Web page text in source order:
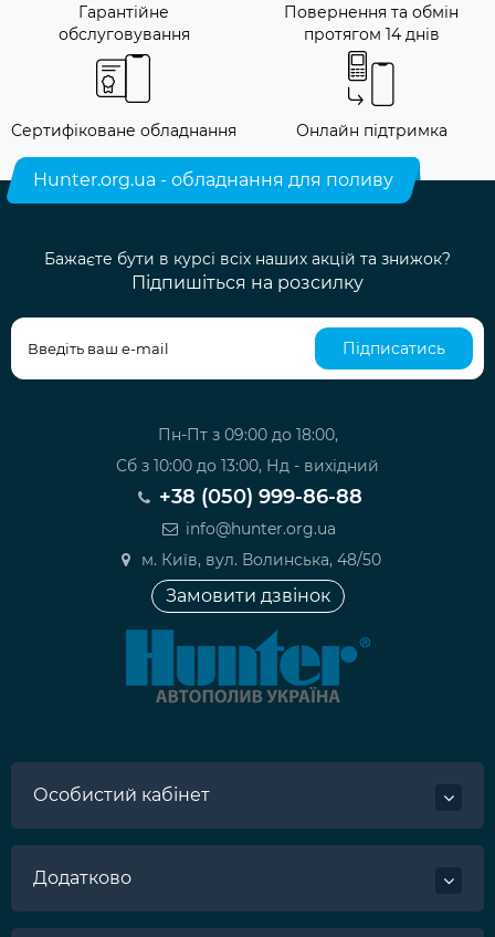
Гарантійне
обслуговування
Повернення та обмін
протягом 14 днів
Сертифіковане обладнання Онлайн підтримка
Hunter.org.ua - обладнання для поливу
Бажаєте бути в курсі всіх наших акцій та знижок?
Підпишіться на розсилку
Підписатись
Пн-Пт з 09:00 до 18:00,
Сб з 10:00 до 13:00, Нд - вихідний
+38 (050) 999-86-88
info@hunter.org.ua
м. Київ, вул. Волинська, 48/50
Замовити дзвінок
Особистий кабінет
Додатково